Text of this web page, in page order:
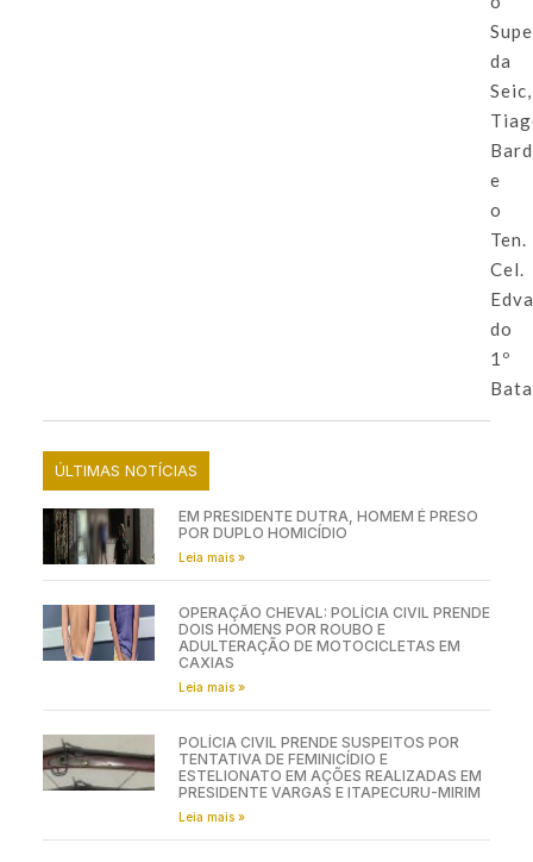
da
Seic,
e
o
Ten.
Cel.
do
1º
ÚLTIMAS NOTÍCIAS
EM PRESIDENTE DUTRA, HOMEM É PRESO
POR DUPLO HOMICÍDIO
Leia mais »
OPERAÇÃO CHEVAL: POLÍCIA CIVIL PRENDE
DOIS HOMENS POR ROUBO E
ADULTERAÇÃO DE MOTOCICLETAS EM
CAXIAS
Leia mais »
POLÍCIA CIVIL PRENDE SUSPEITOS POR
TENTATIVA DE FEMINICÍDIO E
ESTELIONATO EM AÇÕES REALIZADAS EM
PRESIDENTE VARGAS E ITAPECURU-MIRIM
Leia mais »